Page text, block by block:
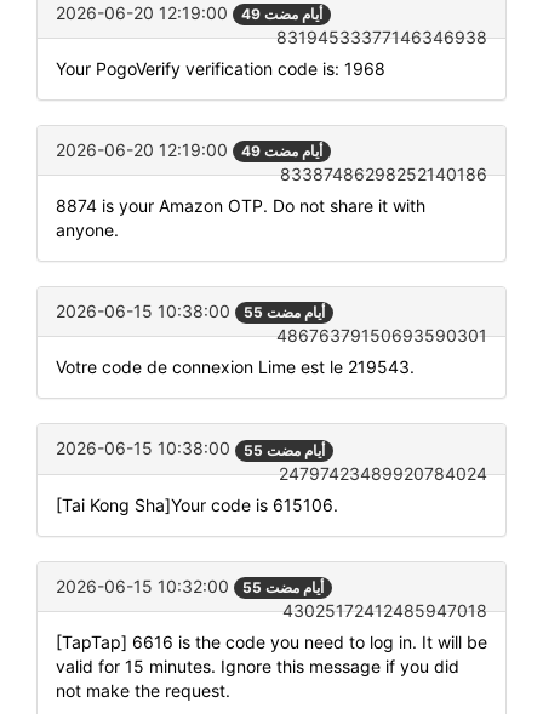
2026-06-20 12:19:00 49 أيام مضت
83194533377146346938
Your PogoVerify verification code is: 1968
2026-06-20 12:19:00 49 أيام مضت
83387486298252140186
8874 is your Amazon OTP. Do not share it with
anyone.
2026-06-15 10:38:00 55 أيام مضت
48676379150693590301
Votre code de connexion Lime est le 219543.
2026-06-15 10:38:00 55 أيام مضت
24797423489920784024
[Tai Kong Sha]Your code is 615106.
2026-06-15 10:32:00 55 أيام مضت
43025172412485947018
[TapTap] 6616 is the code you need to log in. It will be
valid for 15 minutes. Ignore this message if you did
not make the request.